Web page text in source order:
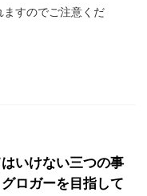
ますのでご注意くだ
いけない三つの事
ロガーを目指して